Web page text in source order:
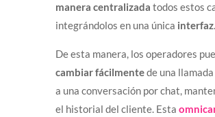
manera centralizada todos estos
integrándolos en una única interfaz.
De esta manera, los operadores
cambiar fácilmentede una llamada
a una conversación por chat,
el historial del cliente. Esta